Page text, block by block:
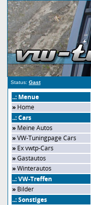
Status: Gast
..: Menue
» Home
..: Cars
» Meine Autos
»VW-Tuningpage Cars
» Ex vwtp-Cars
»Gastautos
»Winterautos
..: VW-Treffen
» Bilder
..: Sonstiges